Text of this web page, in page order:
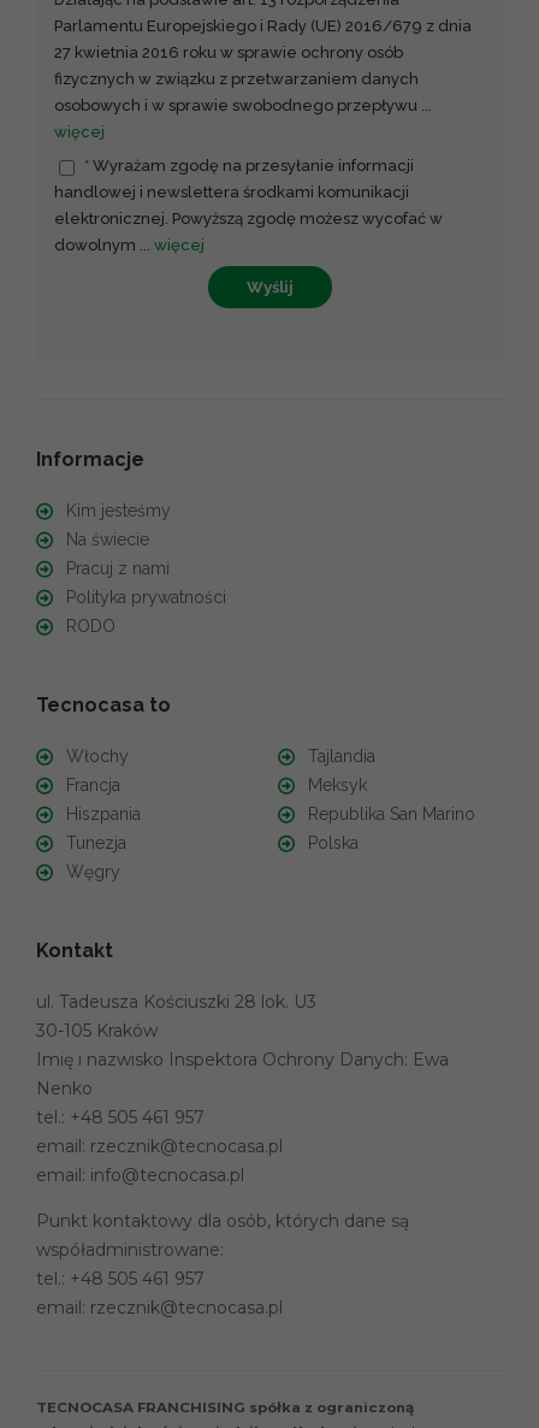
Parlamentu Europejskiego i Rady (UE) 2016/679 z dnia
27 kwietnia 2016 roku w sprawie ochrony osób
fizycznych w związku z przetwarzaniem danych
osobowych i w sprawie swobodnego przepływu ...
więcej
* Wyrażam zgodę na przesyłanie informacji
handlowej i newslettera środkami komunikacji
elektronicznej. Powyższą zgodę możesz wycofać w
dowolnym ... więcej
Wyślij
Informacje
Kim jesteśmy
Na świecie
Pracuj z nami
Polityka prywatności
RODO
Tecnocasa to
Włochy
Francja
Hiszpania
Tunezja
Węgry
Tajlandia
Meksyk
Republika San Marino
Polska
Kontakt
ul. Tadeusza Kościuszki 28 lok. U3
30-105 Kraków
Imię i nazwisko Inspektora Ochrony Danych: Ewa
Nenko
tel.: +48 505 461 957
email: rzecznik@tecnocasa.pl
email: info@tecnocasa.pl
Punkt kontaktowy dla osób, których dane są
współadministrowane:
tel.: +48 505 461 957
email: rzecznik@tecnocasa.pl
TECNOCASA FRANCHISING spółka z ograniczoną